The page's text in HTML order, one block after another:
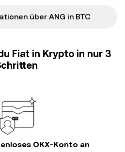
über ANG in BTC
Fiat in Krypto in nur 3
OKX-Konto an